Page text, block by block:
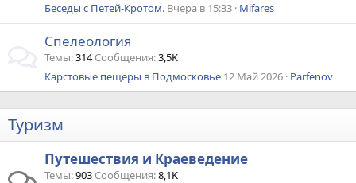
Беседы с Петей-Кротом. Вчера в 15:33 Mifares
Спелеология
Темы 314 Сообщения 3,5K
Карстовые пещеры в Подмосковье 12 Май 2026 Parfenov
Туризм
Путешествия и Краеведение
Темы 903 Сообщения 8,1K